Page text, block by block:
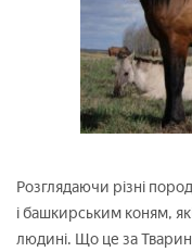
Розглядаючи різні
і башкирським коням,
людині. Що це за